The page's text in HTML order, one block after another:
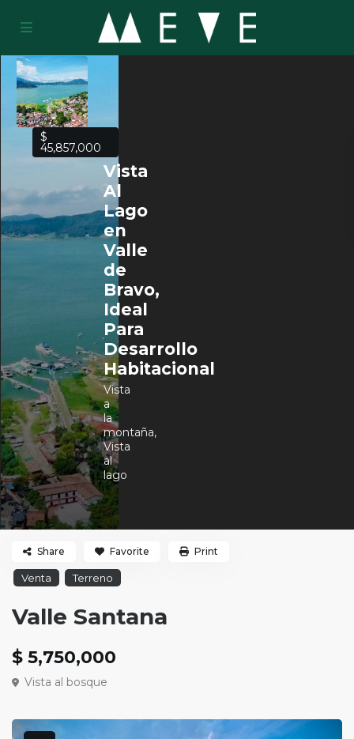
$
45,857,000
Vista
Al
Lago
en
Valle
de
Bravo,
Ideal
Para
Desarrollo
Habitacional
Vista
a
la
montaña,
Vista
al
lago
Venta Terreno
Valle Santana
$ 5,750,000
Vista al bosque
Share Favorite Print